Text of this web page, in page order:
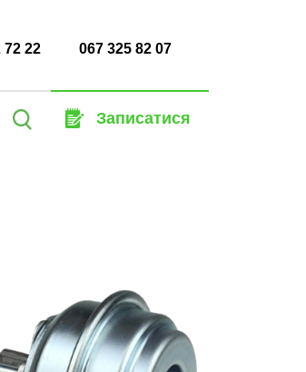
72 22 067 325 82 07
Пошук: Записатися